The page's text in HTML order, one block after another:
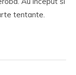
tentante.